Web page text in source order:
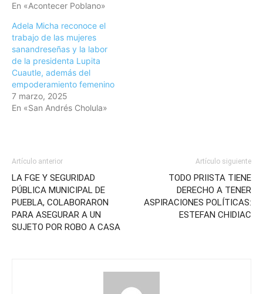
En «Acontecer Poblano»
Adela Micha reconoce el
trabajo de las mujeres
sanandreseñas y la labor
de la presidenta Lupita
Cuautle, además del
empoderamiento femenino
7 marzo, 2025
En «San Andrés Cholula»
Artículo anterior
LA FGE Y SEGURIDAD
PÚBLICA MUNICIPAL DE
PUEBLA, COLABORARON
PARA ASEGURAR A UN
SUJETO POR ROBO A CASA
Artículo siguiente
TODO PRIISTA TIENE
DERECHO A TENER
ASPIRACIONES POLÍTICAS:
ESTEFAN CHIDIAC